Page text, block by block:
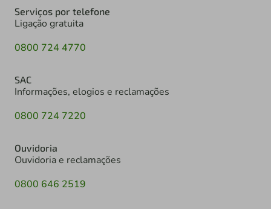
Serviços por telefone
Ligação gratuita
0800 724 4770
SAC
Informações, elogios e reclamações
0800 724 7220
Ouvidoria
Ouvidoria e reclamações
0800 646 2519